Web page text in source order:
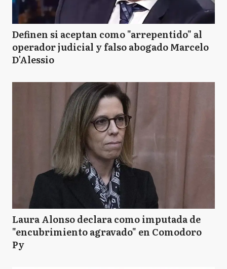
Definen si aceptan como "arrepentido" al
operador judicial y falso abogado Marcelo
D'Alessio
Laura Alonso declara como imputada de
"encubrimiento agravado" en Comodoro
Py